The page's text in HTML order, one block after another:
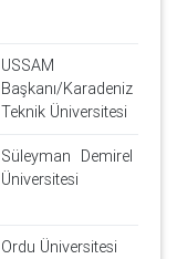
USSAM
Başkanı/Karadeniz
Teknik Üniversitesi
Süleyman Demirel
Üniversitesi
Ordu Üniversitesi